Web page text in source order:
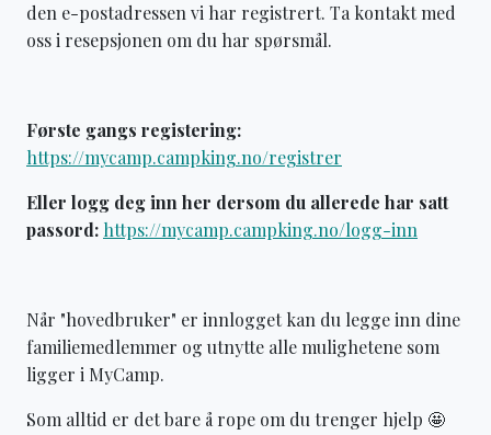
den e-postadressen vi har registrert. Ta kontakt med
oss i resepsjonen om du har spørsmål.
Første gangs registering:
https://mycamp.campking.no/registrer
Eller logg deg inn her dersom du allerede har satt
passord: https://mycamp.campking.no/logg-inn
Når "hovedbruker" er innlogget kan du legge inn dine
familiemedlemmer og utnytte alle mulighetene som
ligger i MyCamp.
Som alltid er det bare å rope om du trenger hjelp 🤩